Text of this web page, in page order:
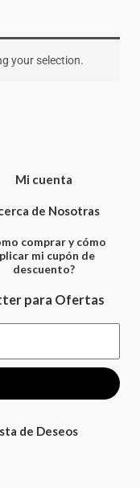
your selection.
Mi cuenta
de Nosotras
comprar y cómo
mi cupón de
descuento?
para Ofertas
de Deseos